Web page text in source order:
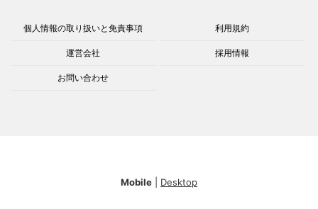
個人情報の取り扱いと免責事項 利用規約
運営会社 採用情報
お問い合わせ
Mobile Desktop